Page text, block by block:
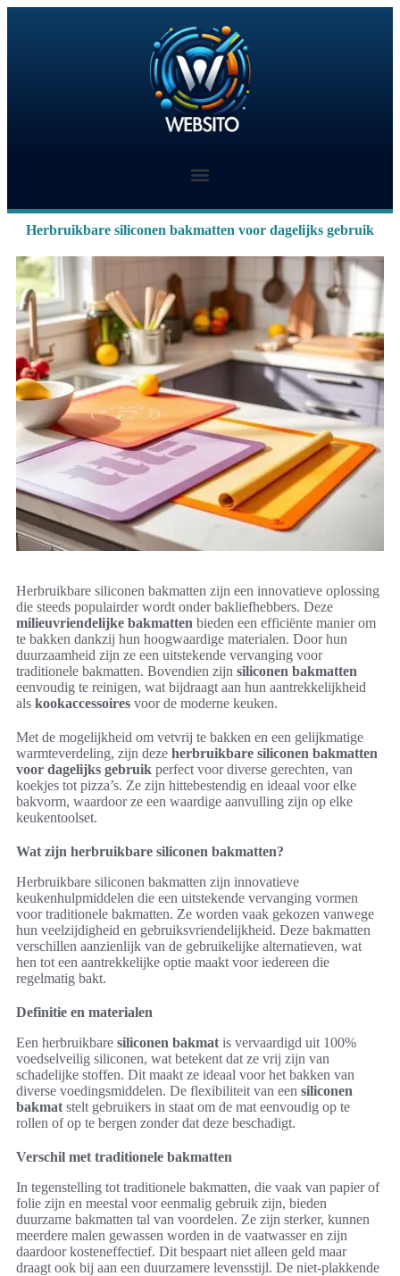
Herbruikbare siliconen bakmatten voor dagelijks gebruik
Herbruikbare siliconen bakmatten zijn een innovatieve oplossing
die steeds populairder wordt onder bakliefhebbers. Deze
milieuvriendelijke bakmatten bieden een efficiënte manier om
te bakken dankzij hun hoogwaardige materialen. Door hun
duurzaamheid zijn ze een uitstekende vervanging voor
traditionele bakmatten. Bovendien zijn siliconen bakmatten
eenvoudig te reinigen, wat bijdraagt aan hun aantrekkelijkheid
als kookaccessoires voor de moderne keuken.
Met de mogelijkheid om vetvrij te bakken en een gelijkmatige
warmteverdeling, zijn deze herbruikbare siliconen bakmatten
voor dagelijks gebruik perfect voor diverse gerechten, van
koekjes tot pizza’s. Ze zijn hittebestendig en ideaal voor elke
bakvorm, waardoor ze een waardige aanvulling zijn op elke
keukentoolset.
Wat zijn herbruikbare siliconen bakmatten?
Herbruikbare siliconen bakmatten zijn innovatieve
keukenhulpmiddelen die een uitstekende vervanging vormen
voor traditionele bakmatten. Ze worden vaak gekozen vanwege
hun veelzijdigheid en gebruiksvriendelijkheid. Deze bakmatten
verschillen aanzienlijk van de gebruikelijke alternatieven, wat
hen tot een aantrekkelijke optie maakt voor iedereen die
regelmatig bakt.
Definitie en materialen
Een herbruikbare siliconen bakmat is vervaardigd uit 100%
voedselveilig siliconen, wat betekent dat ze vrij zijn van
schadelijke stoffen. Dit maakt ze ideaal voor het bakken van
diverse voedingsmiddelen. De flexibiliteit van een siliconen
bakmat stelt gebruikers in staat om de mat eenvoudig op te
rollen of op te bergen zonder dat deze beschadigt.
Verschil met traditionele bakmatten
In tegenstelling tot traditionele bakmatten, die vaak van papier of
folie zijn en meestal voor eenmalig gebruik zijn, bieden
duurzame bakmatten tal van voordelen. Ze zijn sterker, kunnen
meerdere malen gewassen worden in de vaatwasser en zijn
daardoor kosteneffectief. Dit bespaart niet alleen geld maar
draagt ook bij aan een duurzamere levensstijl. De niet-plakkende